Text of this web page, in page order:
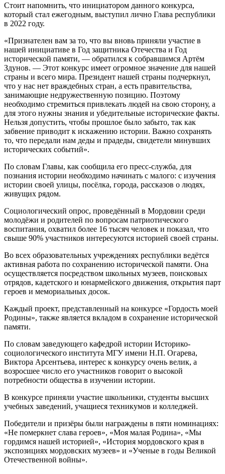
Стоит напомнить, что инициатором данного конкурса,
который стал ежегодным, выступил лично Глава республики
в 2022 году.
«Признателен вам за то, что вы вновь приняли участие в
нашей инициативе в Год защитника Отечества и Год
исторической памяти, — обратился к собравшимся Артём
Здунов. — Этот конкурс имеет огромное значение для нашей
страны и всего мира. Президент нашей страны подчеркнул,
что у нас нет враждебных стран, а есть правительства,
занимающие недружественную позицию. Поэтому
необходимо стремиться привлекать людей на свою сторону, а
для этого нужны знания и убедительные исторические факты.
Нельзя допустить, чтобы прошлое было забыто, так как
забвение приводит к искажению истории. Важно сохранять
то, что передали нам деды и прадеды, свидетели минувших
исторических событий».
По словам Главы, как сообщила его пресс-служба, для
познания истории необходимо начинать с малого: с изучения
истории своей улицы, посёлка, города, рассказов о людях,
живущих рядом.
Социологический опрос, проведённый в Мордовии среди
молодёжи и родителей по вопросам патриотического
воспитания, охватил более 16 тысяч человек и показал, что
свыше 90% участников интересуются историей своей страны.
Во всех образовательных учреждениях республики ведётся
активная работа по сохранению исторической памяти. Она
осуществляется посредством школьных музеев, поисковых
отрядов, кадетского и юнармейского движения, открытия парт
героев и мемориальных досок.
Каждый проект, представленный на конкурсе «Гордость моей
Родины», также является вкладом в сохранение исторической
памяти.
По словам заведующего кафедрой истории Историко-
социологического института МГУ имени Н.П. Огарева,
Виктора Арсентьева, интерес к конкурсу очень велик, а
возросшее число его участников говорит о высокой
потребности общества в изучении истории.
В конкурсе приняли участие школьники, студенты высших
учебных заведений, учащиеся техникумов и колледжей.
Победители и призёры были награждены в пяти номинациях:
«Не померкнет слава героев», «Моя малая Родина», «Мы
гордимся нашей историей», «История мордовского края в
экспозициях мордовских музеев» и «Ученые в годы Великой
Отечественной войны».